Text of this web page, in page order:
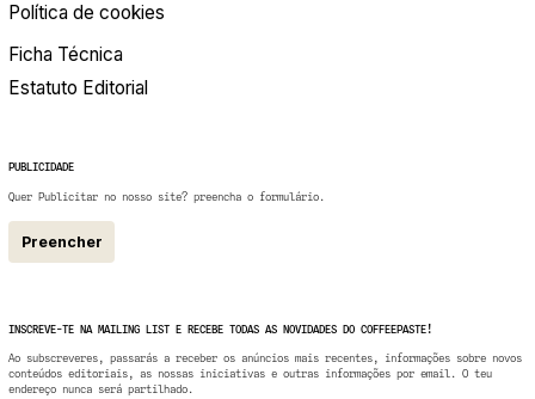
Política de cookies
Ficha Técnica
Estatuto Editorial
PUBLICIDADE
Quer Publicitar no nosso site? preencha o formulário.
Preencher
INSCREVE-TE NA MAILING LIST E RECEBE TODAS AS NOVIDADES DO COFFEEPASTE!
Ao subscreveres, passarás a receber os anúncios mais recentes, informações sobre novos
conteúdos editoriais, as nossas iniciativas e outras informações por email. O teu
endereço nunca será partilhado.